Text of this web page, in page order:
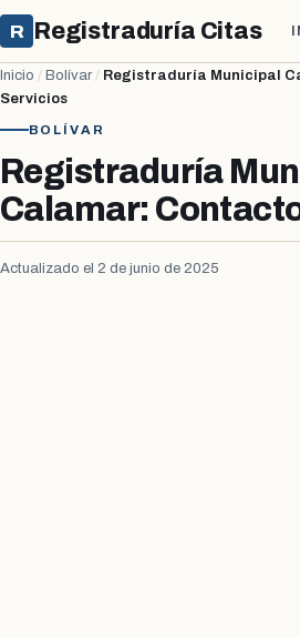
R Registraduría Citas
Inicio / Bolívar / Registraduría Municipal
Servicios
BOLÍVAR
Registraduría
Calamar:
Actualizado el 2 de junio de 2025